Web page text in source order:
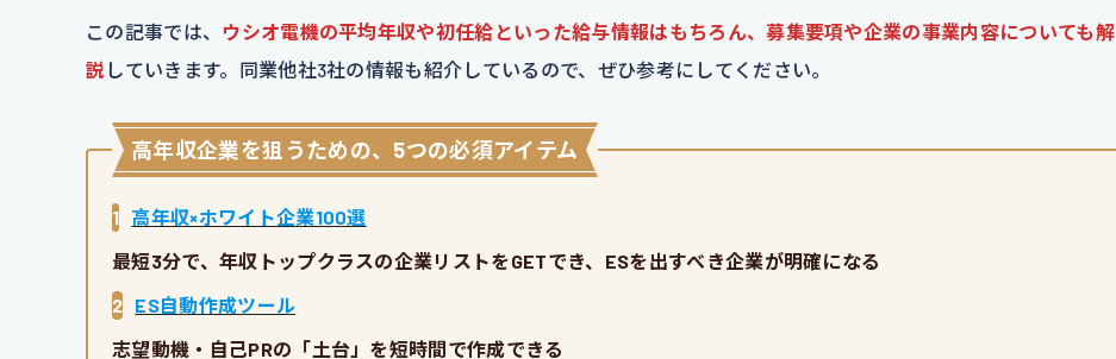
この記事では、 ウシオ電機の平均年収や初任給といった給与情報はもちろん、募集要項や企業の事業内容についても解
説 していきます。同業他社3社の情報も紹介しているので、ぜひ参考にしてください。
高年収企業を狙うための、5つの必須アイテム
1 高年収×ホワイト企業100選
最短3分で、年収トップクラスの企業リストをGETでき、ESを出すべき企業が明確になる
2 ES自動作成ツール
志望動機・自己PRの「土台」を短時間で作成できる